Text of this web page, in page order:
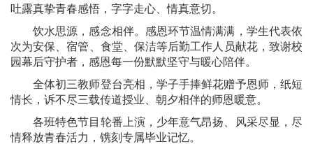
吐露真挚青春感悟，字字走心、情真意切。
饮水思源，感念相伴。感恩环节温情满满，学生代表依
次为安保、宿管、食堂、保洁等后勤工作人员献花，致谢校
园幕后守护者，感恩每一份默默坚守与暖心陪伴。
全体初三教师登台亮相，学子手捧鲜花赠予恩师，纸短
情长，诉不尽三载传道授业、朝夕相伴的师恩暖意。
各班特色节目轮番上演，少年意气昂扬、风采尽显，尽
情释放青春活力，镌刻专属毕业记忆。